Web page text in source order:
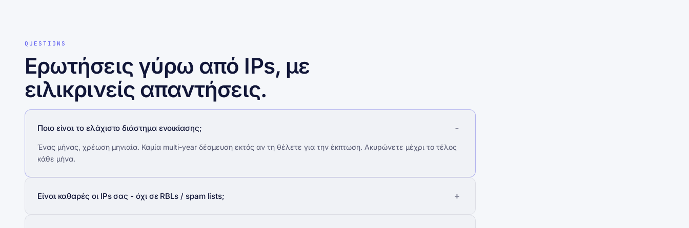
QUESTIONS
Ερωτήσεις γύρω από IPs, με
ειλικρινείς απαντήσεις.
Ποιο είναι το ελάχιστο διάστημα ενοικίασης;
Ένας μήνας, χρέωση μηνιαία. Καμία multi-year δέσμευση εκτός αν τη θέλετε για την έκπτωση. Ακυρώνετε μέχρι το τέλος
κάθε μήνα.
Είναι καθαρές οι IPs σας - όχι σε RBLs / spam lists;